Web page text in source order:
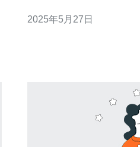
一：XXXX高防服务器 防护力第二：XXXX高防服务器 防
2025年5月27日